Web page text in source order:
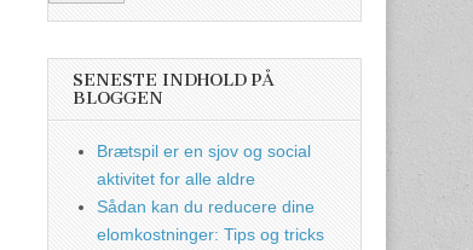
SENESTE INDHOLD PÅ
BLOGGEN
Brætspil er en sjov og social
aktivitet for alle aldre
Sådan kan du reducere dine
elomkostninger: Tips og tricks